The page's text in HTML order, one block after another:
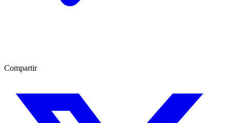
Compartir